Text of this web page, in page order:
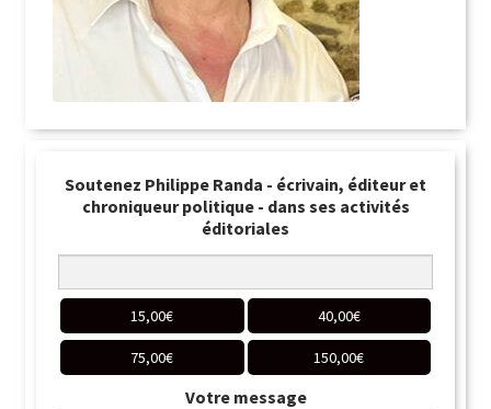
Soutenez Philippe Randa - écrivain, éditeur et
chroniqueur politique - dans ses activités
éditoriales
15,00€ 40,00€
75,00€ 150,00€
Votre message